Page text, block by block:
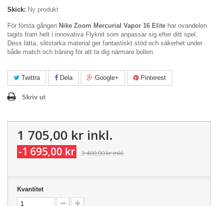
Skick: Ny produkt
För första gången Nike Zoom Mercurial Vapor 16 Elite har ovandelen
tagits fram helt i innovativa Flyknit som anpassar sig efter ditt spel.
Dess lätta, slitstarka material ger fantastiskt stöd och säkerhet under
både match och träning för att ta dig närmare bollen.
Twittra Dela Google+ Pinterest
Skriv ut
1 705,00 kr inkl.
-1 695,00 kr 3 400,00 krinkl.
Kvantitet